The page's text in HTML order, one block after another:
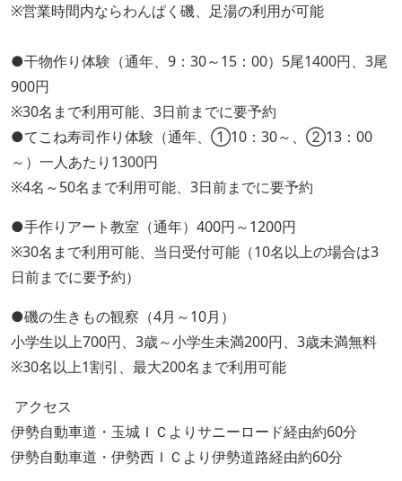
※営業時間内ならわんぱく磯、足湯の利用が可能
●干物作り体験（通年、9：30～15：00）5尾1400円、3尾
900円
※30名まで利用可能、3日前までに要予約
●てこね寿司作り体験（通年、①10：30～、②13：00
～）一人あたり1300円
※4名～50名まで利用可能、3日前までに要予約
●手作りアート教室（通年）400円～1200円
※30名まで利用可能、当日受付可能（10名以上の場合は3
日前までに要予約）
●磯の生きもの観察（4月～10月）
小学生以上700円、3歳～小学生未満200円、3歳未満無料
※30名以上1割引、最大200名まで利用可能
アクセス
伊勢自動車道・玉城ＩＣよりサニーロード経由約60分
伊勢自動車道・伊勢西ＩＣより伊勢道路経由約60分